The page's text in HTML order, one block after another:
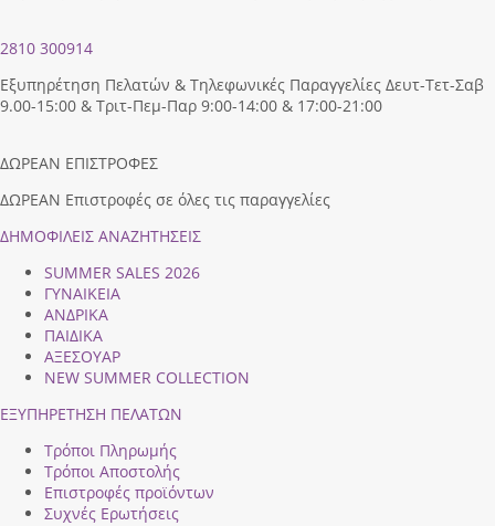
2810 300914
Εξυπηρέτηση Πελατών & Τηλεφωνικές Παραγγελίες Δευτ-Τετ-Σαβ
9.00-15:00 & Τριτ-Πεμ-Παρ 9:00-14:00 & 17:00-21:00
ΔΩΡΕΑΝ ΕΠΙΣΤΡΟΦΕΣ
ΔΩΡΕΑΝ Επιστροφές σε όλες τις παραγγελίες
ΔΗΜΟΦΙΛEIΣ ΑΝΑΖΗΤΗΣΕΙΣ
SUMMER SALES 2026
ΓΥΝΑΙΚΕΙΑ
ΑΝΔΡΙΚΑ
ΠΑΙΔΙΚΑ
ΑΞΕΣΟΥΑΡ
NEW SUMMER COLLECTION
ΕΞΥΠΗΡΕΤΗΣΗ ΠΕΛΑΤΩΝ
Τρόποι Πληρωμής
Τρόποι Αποστολής
Επιστροφές προϊόντων
Συχνές Ερωτήσεις